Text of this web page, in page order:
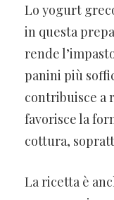
Lo yogurt
in questa
rende
panini più
contribuisce a
favorisce la
cottura,
La ricetta è